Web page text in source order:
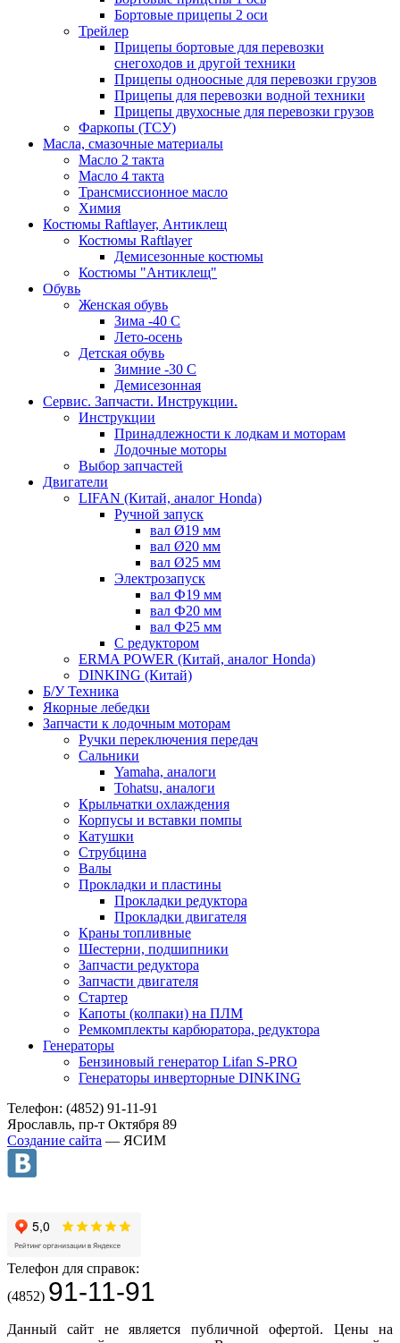
Бортовые прицепы 2 оси
Трейлер
Прицепы бортовые для перевозки
снегоходов и другой техники
Прицепы одноосные для перевозки грузов
Прицепы для перевозки водной техники
Прицепы двухосные для перевозки грузов
Фаркопы (ТСУ)
Масла, смазочные материалы
Масло 2 такта
Масло 4 такта
Трансмиссионное масло
Химия
Костюмы Raftlayer, Антиклещ
Костюмы Raftlayer
Демисезонные костюмы
Костюмы "Антиклещ"
Обувь
Женская обувь
Зима -40 С
Лето-осень
Детская обувь
Зимние -30 С
Демисезонная
Сервис. Запчасти. Инструкции.
Инструкции
Принадлежности к лодкам и моторам
Лодочные моторы
Выбор запчастей
Двигатели
LIFAN (Китай, аналог Honda)
Ручной запуск
вал Ø19 мм
вал Ø20 мм
вал Ø25 мм
Электрозапуск
вал Ф19 мм
вал Ф20 мм
вал Ф25 мм
С редуктором
ERMA POWER (Китай, аналог Honda)
DINKING (Китай)
Б/У Техника
Якорные лебедки
Запчасти к лодочным моторам
Ручки переключения передач
Сальники
Yamaha, аналоги
Tohatsu, аналоги
Крыльчатки охлаждения
Корпусы и вставки помпы
Катушки
Струбцина
Валы
Прокладки и пластины
Прокладки редуктора
Прокладки двигателя
Краны топливные
Шестерни, подшипники
Запчасти редуктора
Запчасти двигателя
Стартер
Капоты (колпаки) на ПЛМ
Ремкомплекты карбюратора, редуктора
Генераторы
Бензиновый генератор Lifan S-PRO
Генераторы инверторные DINKING
Телефон: (4852) 91-11-91
Ярославль, пр-т Октября 89
Создание сайта — ЯСИМ
Телефон для справок:
(4852) 91-11-91
Данный сайт не является публичной офертой. Цены на